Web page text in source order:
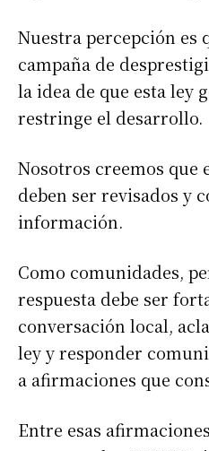
Nuestra percepción es
campaña de
la idea de que esta ley
restringe el desarrollo.
Nosotros creemos que
deben ser revisados y
información.
Como comunidades,
respuesta debe ser
conversación local,
ley y responder
a afirmaciones que
Entre esas